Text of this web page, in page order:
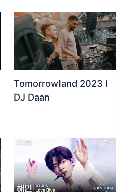
Tomorrowland 2023 l
DJ Daan